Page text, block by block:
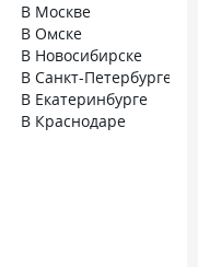
В Москве
В Омске
В Новосибирске
В Санкт-Петербурге
В Екатеринбурге
В Краснодаре